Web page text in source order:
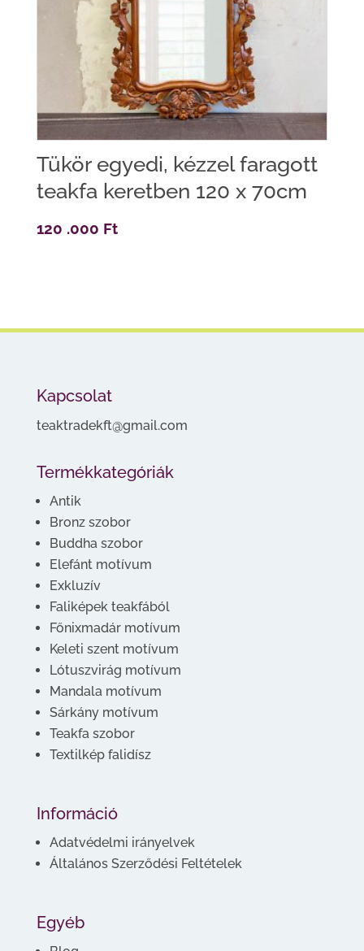
Tükör egyedi, kézzel faragott
teakfa keretben 120 x 70cm
120 .000 Ft
Kapcsolat
teaktradekft@gmail.com
Termékkategóriák
Antik
Bronz szobor
Buddha szobor
Elefánt motívum
Exkluzív
Faliképek teakfából
Főnixmadár motívum
Keleti szent motívum
Lótuszvirág motívum
Mandala motívum
Sárkány motívum
Teakfa szobor
Textilkép falidísz
Információ
Adatvédelmi irányelvek
Általános Szerződési Feltételek
Egyéb